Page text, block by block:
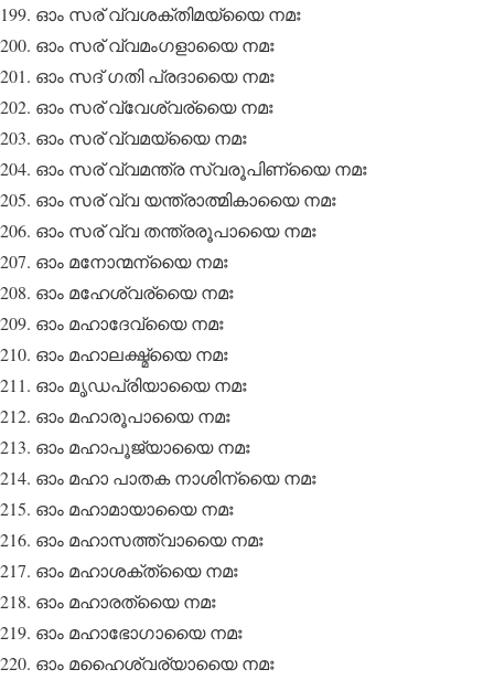
ഓം സര് വ്വശക്തിമയ്യൈ നമഃ
ഓം സര് വ്വമംഗളായൈ നമഃ
ഓം സദ് ഗതി പ്രദായൈ നമഃ
ഓം സര് വ്വേശ്വര്യൈ നമഃ
ഓം സര് വ്വമയ്യൈ നമഃ
ഓം സര് വ്വമന്ത്ര സ്വരൂപിണ്യൈ നമഃ
ഓം സര് വ്വ യന്ത്രാത്മികായൈ നമഃ
ഓം സര് വ്വ തന്ത്രരൂപായൈ നമഃ
ഓം മനോന്മന്യൈ നമഃ
ഓം മഹേശ്വര്യൈ നമഃ
ഓം മഹാദേവ്യൈ നമഃ
ഓം മഹാലക്ഷ്മ്യൈ നമഃ
ഓം മൃഡപ്രിയായൈ നമഃ
ഓം മഹാരൂപായൈ നമഃ
ഓം മഹാപൂജ്യായൈ നമഃ
ഓം മഹാ പാതക നാശിന്യൈ നമഃ
ഓം മഹാമായായൈ നമഃ
ഓം മഹാസത്ത്വായൈ നമഃ
ഓം മഹാശക്ത്യൈ നമഃ
ഓം മഹാരത്യൈ നമഃ
ഓം മഹാഭോഗായൈ നമഃ
ഓം മഹൈശ്വര്യായൈ നമഃ